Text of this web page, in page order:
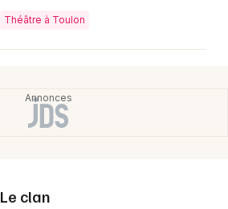
Théâtre à Toulon
Le clan